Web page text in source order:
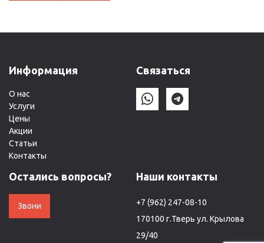
Информация
О нас
Услуги
Цены
Акции
Статьи
Контакты
Связаться
Остались вопросы?
Звони
Наши контакты
+7 (962) 247-08-10
170100 г.Тверь ул. Крылова
29/40